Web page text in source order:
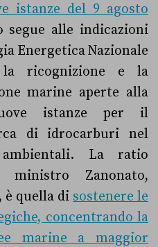
istanze del 9 agosto
segue alle indicazioni
Energetica Nazionale
ricognizione e la
marine aperte alla
istanze per il
di idrocarburi nel
La ratio
ministro Zanonato,
è quella di sostenere le
concentrando la
marine a maggior